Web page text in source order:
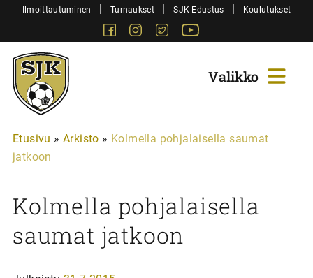
SiirryIlmoittautuminen | Turnaukset | SJK-Edustus | Koulutukset
FacebookInstagram
Twitter
Sjk-
Juniorit
Etusivu » Arkisto » Kolmella pohjalaisella saumat
jatkoon
Kolmella pohjalaisella
saumat jatkoon